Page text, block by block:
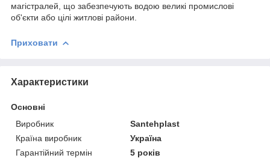
магістралей, що забезпечують водою великі промислові
об'єкти або цілі житлові райони.
Приховати
Характеристики
Основні
Виробник
Santehplast
Країна виробник
Україна
Гарантійний термін
5 років